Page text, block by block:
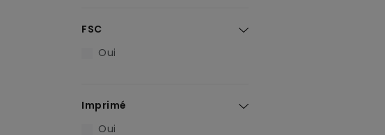
FSC
Oui
Imprimé
Oui